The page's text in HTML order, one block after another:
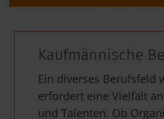
Kaufmännische
Ein diverses Berufsfeld
erfordert eine Vielfalt
und Talenten. Ob